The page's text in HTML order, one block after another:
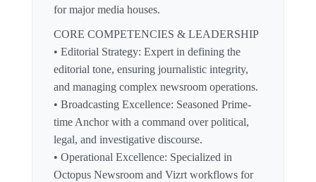
for major media houses.
CORE COMPETENCIES & LEADERSHIP
• Editorial Strategy: Expert in defining the
editorial tone, ensuring journalistic integrity,
and managing complex newsroom operations.
• Broadcasting Excellence: Seasoned Prime-
time Anchor with a command over political,
legal, and investigative discourse.
• Operational Excellence: Specialized in
Octopus Newsroom and Vizrt workflows for